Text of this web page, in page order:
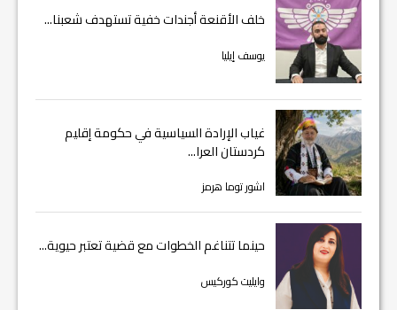
خلف الأقنعة أجندات خفية تستهدف شعبنا...
يوسف إيليا
غياب الإرادة السياسية في حكومة إقليم
كردستان العرا...
اشور توما هرمز
حينما تتناغم الخطوات مع قضية تعتبر حيوية...
وايليت كوركيس